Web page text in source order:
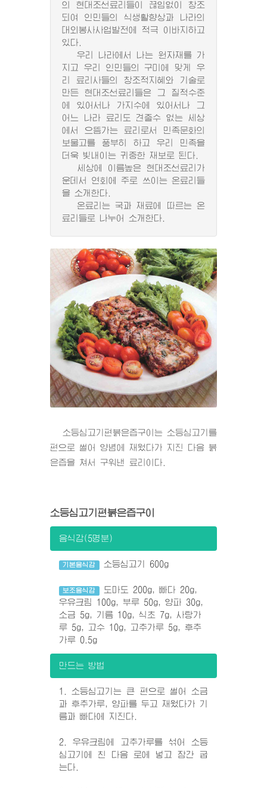
의 현대조선료리들이 끊임없이 창조
되여 인민들의 식생활향상과 나라의
대외봉사사업발전에 적극 이바지하고
있다.
우리 나라에서 나는 원자재를 가
지고 우리 인민들의 구미에 맞게 우
리 료리사들의 창조적지혜와 기술로
만든 현대조선료리들은 그 질적수준
에 있어서나 가지수에 있어서나 그
어느 나라 료리도 견줄수 없는 세상
에서 으뜸가는 료리로서 민족문화의
보물고를 풍부히 하고 우리 민족을
더욱 빛내이는 귀중한 재보로 된다.
세상에 이름높은 현대조선료리가
운데서 연회에 주로 쓰이는 온료리들
을 소개한다.
온료리는 국과 재료에 따르는 온
료리들로 나누어 소개한다.
소등심고기편붉은즙구이는 소등심고기를
편으로 썰어 양념에 재웠다가 지진 다음 붉
은즙을 쳐서 구워낸 료리이다.
소등심고기편붉은즙구이
음식감(5명분)
기본음식감 소등심고기 600g
보조음식감
도마도 200g, 빠다 20g,
우유크림 100g, 부루 50g, 양파 30g,
소금 5g, 기름 10g, 식초 7g, 사탕가
루 5g, 고수 10g, 고추가루 5g, 후추
가루 0.5g
만드는 방법
1. 소등심고기는 큰 편으로 썰어 소금
과 후추가루, 양파를 두고 재웠다가 기
름과 빠다에 지진다.
2. 우유크림에 고추가루를 섞어 소등
심고기에 친 다음 로에 넣고 잠간 굽
는다.